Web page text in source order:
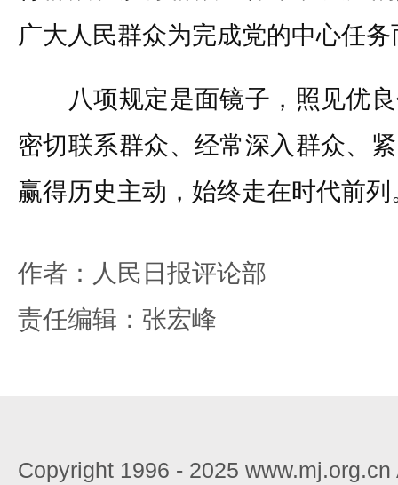
广大人民群众为完成党的中心任
八项规定是面镜子，照见优
密切联系群众、经常深入群众、
赢得历史主动，始终走在时代前列
作者：人民日报评论部
责任编辑：张宏峰
Copyright 1996 - 2025